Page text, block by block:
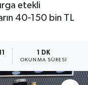
etekli
40-150 bin TL
1 DK
OKUNMA SÜRESI